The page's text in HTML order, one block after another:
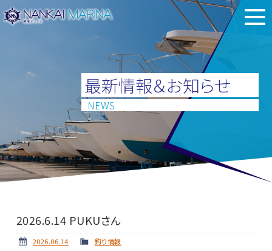
最新情報＆お知らせ
NEWS
2026.6.14 PUKUさん
2026.06.14 釣り情報